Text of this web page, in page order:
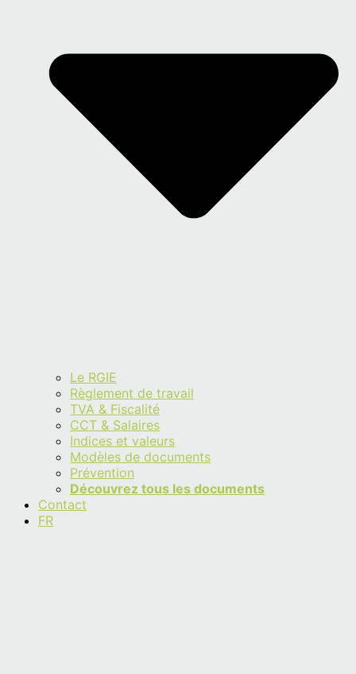
Le RGIE
Règlement de travail
TVA & Fiscalité
CCT & Salaires
Indices et valeurs
Modèles de documents
Prévention
Découvrez tous les documents
Contact
FR